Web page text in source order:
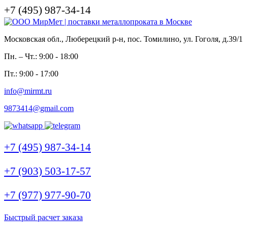
+7 (495) 987-34-14
Московская обл., Люберецкий р-н, пос. Томилино, ул. Гоголя, д.39/1
Пн. – Чт.: 9:00 - 18:00
Пт.: 9:00 - 17:00
info@mirmt.ru
9873414@gmail.com
+7 (495) 987-34-14
+7 (903) 503-17-57
+7 (977) 977-90-70
Быстрый расчет заказа